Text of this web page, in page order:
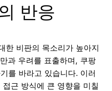
반응
한 비판의 목소리가 높아지
과 우려를 표출하며, 쿠팡
를 바라고 있습니다. 이러
근 방식에 큰 영향을 미칠